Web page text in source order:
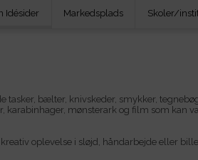
Idésider Markedsplads Skoler/
bælter, knivskeder, smykker,
mønsterark og film som kan
oplevelse i sløjd, håndarbejde eller